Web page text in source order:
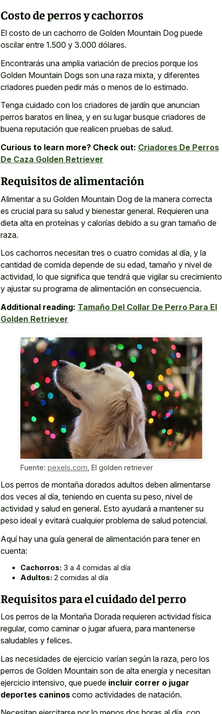
Costo de perros y cachorros
El costo de un cachorro de Golden Mountain Dog puede
oscilar entre 1.500 y 3.000 dólares.
Encontrarás una amplia variación de precios porque los
Golden Mountain Dogs son una raza mixta, y diferentes
criadores pueden pedir más o menos de lo estimado.
Tenga cuidado con los criadores de jardín que anuncian
perros baratos en línea, y en su lugar busque criadores de
buena reputación que realicen pruebas de salud.
Curious to learn more? Check out: Criadores De Perros
De Caza Golden Retriever
Requisitos de alimentación
Alimentar a su Golden Mountain Dog de la manera correcta
es crucial para su salud y bienestar general. Requieren una
dieta alta en proteínas y calorías debido a su gran tamaño de
raza.
Los cachorros necesitan tres o cuatro comidas al día, y la
cantidad de comida depende de su edad, tamaño y nivel de
actividad, lo que significa que tendrá que vigilar su crecimiento
y ajustar su programa de alimentación en consecuencia.
Additional reading: Tamaño Del Collar De Perro Para El
Golden Retriever
Fuente: pexels.com El golden retriever
Los perros de montaña dorados adultos deben alimentarse
dos veces al día, teniendo en cuenta su peso, nivel de
actividad y salud en general. Esto ayudará a mantener su
peso ideal y evitará cualquier problema de salud potencial.
Aquí hay una guía general de alimentación para tener en
cuenta:
Cachorros: 3 a 4 comidas al día
Adultos: 2 comidas al día
Requisitos para el cuidado del perro
Los perros de la Montaña Dorada requieren actividad física
regular, como caminar o jugar afuera, para mantenerse
saludables y felices.
Las necesidades de ejercicio varían según la raza, pero los
perros de Golden Mountain son de alta energía y necesitan
ejercicio intensivo, que puede incluir correr o jugar
deportes caninos como actividades de natación.